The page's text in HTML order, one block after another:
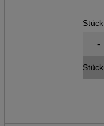
Stück
-
Stück